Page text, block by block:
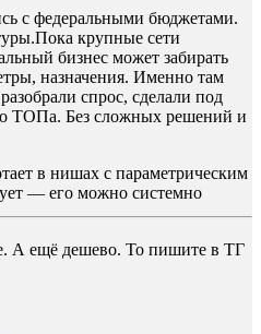
с федеральными бюджетами.
крупные сети
бизнес может забирать
назначения. Именно там
спрос, сделали под
ТОПа. Без сложных решений и
в нишах с параметрическим
— его можно системно
А ещё дешево. То пишите в ТГ